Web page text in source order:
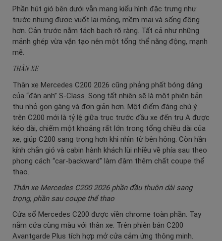
Phần hút gió bên dưới vẫn mang kiểu hình đặc trưng như
trước nhưng được vuốt lại mỏng, mềm mại và sống động
hơn. Cản trước nằm tách bạch rõ ràng. Tất cả như những
mảnh ghép vừa vặn tạo nên một tổng thể năng động, mạnh
mẽ.
THÂN XE
Thân xe Mercedes C200 2026 cũng phảng phất bóng dáng
của “đàn anh” S-Class. Song tất nhiên sẽ là một phiên bản
thu nhỏ gọn gàng và đơn giản hơn. Một điểm đáng chú ý
trên C200 mới là tỷ lệ giữa trục trước đầu xe đến trụ A được
kéo dài, chiếm một khoảng rất lớn trong tổng chiều dài của
xe, giúp C200 sang trọng hơn khi nhìn từ bên hông. Còn hần
kính chắn gió và cabin hành khách lùi nhiều về phía sau theo
phong cách “car-backward” làm đậm thêm chất coupe thể
thao.
Thân xe Mercedes C200 2026 phần đầu thuôn dài sang
trọng, phần sau coupe thể thao
Cửa sổ Mercedes C200 được viền chrome toàn phần. Tay
nắm cửa cùng màu với thân xe. Trên phiên bản C200
Avantgarde Plus tích hợp mở cửa cảm ứng thông minh.